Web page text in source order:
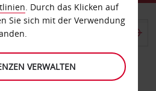
auswählen
. Durch das Klicken auf
Sie sich mit der Verwendung
VERWALTEN